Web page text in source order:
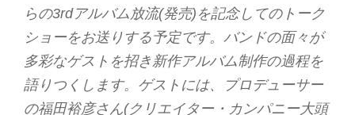
らの3rdアルバム放流(発売)を記念してのトーク
ショーをお送りする予定です。バンドの面々が
多彩なゲストを招き新作アルバム制作の過程を
語りつくします。ゲストには、プロデューサー
の福田裕彦さん(クリエイター・カンパニー大頭